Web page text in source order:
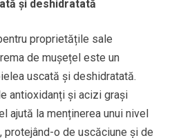
și deshidratată
proprietățile sale
de mușețel este un
uscată și deshidratată.
antioxidanți și acizi grași
ajută la menținerea unui nivel
o de uscăciune și de